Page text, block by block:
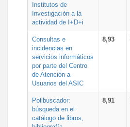
Institutos de
Investigación a la
actividad de I+D+i
Consultas e
incidencias en
servicios informáticos
por parte del Centro
de Atención a
Usuarios del ASIC
8,93
Polibuscador:
búsqueda en el
catálogo de libros,
8,91